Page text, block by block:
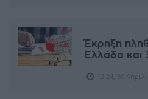
Έκρηξη
Ελλάδα και